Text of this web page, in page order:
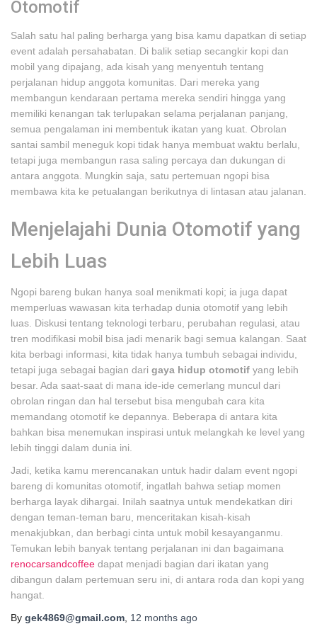
Otomotif
Salah satu hal paling berharga yang bisa kamu dapatkan di setiap
event adalah persahabatan. Di balik setiap secangkir kopi dan
mobil yang dipajang, ada kisah yang menyentuh tentang
perjalanan hidup anggota komunitas. Dari mereka yang
membangun kendaraan pertama mereka sendiri hingga yang
memiliki kenangan tak terlupakan selama perjalanan panjang,
semua pengalaman ini membentuk ikatan yang kuat. Obrolan
santai sambil meneguk kopi tidak hanya membuat waktu berlalu,
tetapi juga membangun rasa saling percaya dan dukungan di
antara anggota. Mungkin saja, satu pertemuan ngopi bisa
membawa kita ke petualangan berikutnya di lintasan atau jalanan.
Menjelajahi Dunia Otomotif yang
Lebih Luas
Ngopi bareng bukan hanya soal menikmati kopi; ia juga dapat
memperluas wawasan kita terhadap dunia otomotif yang lebih
luas. Diskusi tentang teknologi terbaru, perubahan regulasi, atau
tren modifikasi mobil bisa jadi menarik bagi semua kalangan. Saat
kita berbagi informasi, kita tidak hanya tumbuh sebagai individu,
tetapi juga sebagai bagian dari gaya hidup otomotif yang lebih
besar. Ada saat-saat di mana ide-ide cemerlang muncul dari
obrolan ringan dan hal tersebut bisa mengubah cara kita
memandang otomotif ke depannya. Beberapa di antara kita
bahkan bisa menemukan inspirasi untuk melangkah ke level yang
lebih tinggi dalam dunia ini.
Jadi, ketika kamu merencanakan untuk hadir dalam event ngopi
bareng di komunitas otomotif, ingatlah bahwa setiap momen
berharga layak dihargai. Inilah saatnya untuk mendekatkan diri
dengan teman-teman baru, menceritakan kisah-kisah
menakjubkan, dan berbagi cinta untuk mobil kesayanganmu.
Temukan lebih banyak tentang perjalanan ini dan bagaimana
renocarsandcoffee dapat menjadi bagian dari ikatan yang
dibangun dalam pertemuan seru ini, di antara roda dan kopi yang
hangat.
By gek4869@gmail.com 12 months ago